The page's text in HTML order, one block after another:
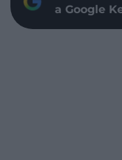
a Google